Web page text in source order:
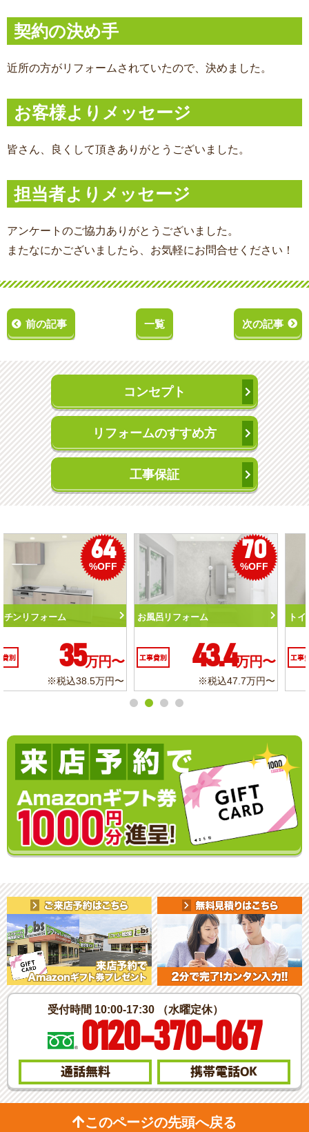
契約の決め手
近所の方がリフォームされていたので、決めました。
お客様よりメッセージ
皆さん、良くして頂きありがとうございました。
担当者よりメッセージ
アンケートのご協力ありがとうございました。
またなにかございましたら、お気軽にお問合せください！
前の記事 一覧 次の記事
コンセプト
リフォームのすすめ方
工事保証
〜
50
トイレリフォーム
工事費別 10.3 万円〜
※税込11.3万円〜
洗面化粧台リフォーム
工事費別 6.2 万
※税込6.8万
受付時間 10:00-17:30 （水曜定休）
0120-370-067
通話無料 携帯電話OK
このページの先頭へ戻る